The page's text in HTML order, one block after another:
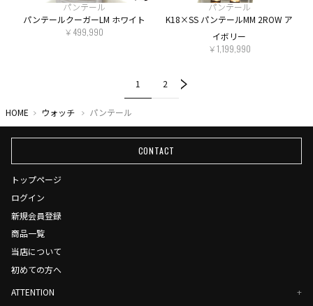
パンテール
パンテールクーガーLM ホワイト
￥499,990
パンテール
K18×SS パンテールMM 2ROW ア
イボリー
￥1,199,990
1 2
HOME ウォッチ パンテール
CONTACT
トップページ
ログイン
新規会員登録
商品一覧
当店について
初めての方へ
ATTENTION